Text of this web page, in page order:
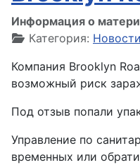
Информация о
Категория:
Компания Brooklyn
возможный риск
Под отзыв попали
Управление по
временных или